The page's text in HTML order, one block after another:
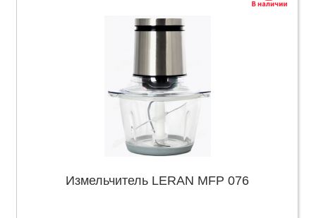
Измельчитель LERAN MFP 076